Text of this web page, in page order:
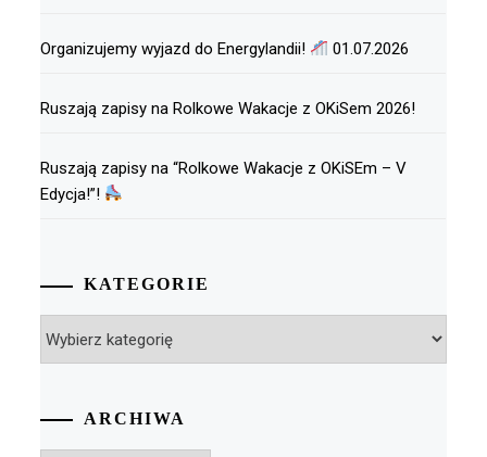
Organizujemy wyjazd do Energylandii! 01.07.2026
Ruszają zapisy na Rolkowe Wakacje z OKiSem 2026!
Ruszają zapisy na “Rolkowe Wakacje z OKiSEm – V
Edycja!”!
KATEGORIE
ARCHIWA